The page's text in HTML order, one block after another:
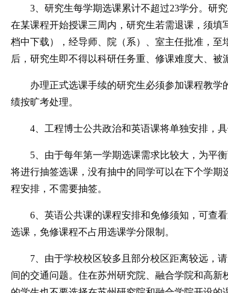
3、研究生每学期选课累计不超过23学分。研
在某课程开始授课三周内，研究生若需退课，须
档中下载），经导师、院（系）、室主任批准，至
后，研究生即不得以科研任务重、修课难度大、被
办理正式选课手续的研究生必须参加课程教
绩按旷考处理。
4、工程博士公共政治和英语课将单独安排，
5、由于每年第一学期选课需求比较大，为平
将进行抽签选课，没有抽中的同学可以在下个学
程安排，不需要抽签。
6、英语公共课的课程安排和免修须知，可查
选课，免修课程不占用选课学分限制。
7、由于学校校区较多且部分校区距离较远，
间的交通问题。住在苏州研究院、融合学院和高